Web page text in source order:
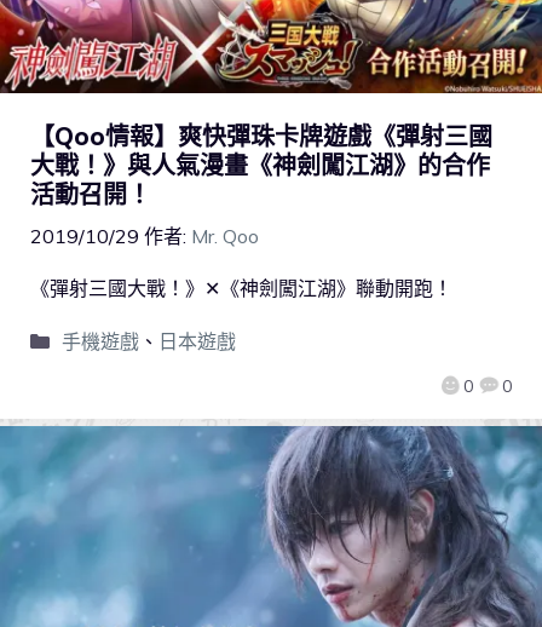
【Qoo情報】爽快彈珠卡牌遊戲《彈射三國
大戰！》與人氣漫畫《神劍闖江湖》的合作
活動召開！
2019/10/29 作者: Mr. Qoo
0 0
《彈射三國大戰！》✕《神劍闖江湖》聯動開跑！
手機遊戲、 日本遊戲